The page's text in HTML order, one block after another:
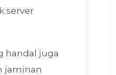
server
handal juga
jaminan